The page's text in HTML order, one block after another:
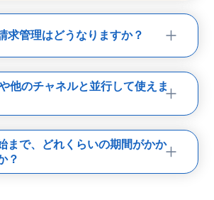
求管理はどうなりますか？
他のチャネルと並行して使えま
まで、どれくらいの期間がかか
？